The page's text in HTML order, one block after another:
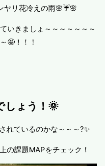
ヤリ花冷えの雨🌸☔🌸
いきましょ～～～～～～～
🤩！！！
しょう！🌞
れているのかな～～～?✨
の課題MAPをチェック！